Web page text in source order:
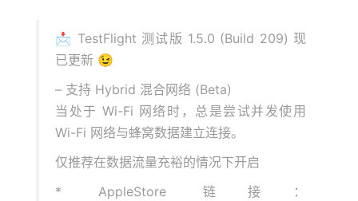
📩 TestFlight 测试版 1.5.0 (Build 209) 现
已更新 😉
– 支持 Hybrid 混合网络 (Beta)
当处于 Wi-Fi 网络时，总是尝试并发使用
Wi-Fi 网络与蜂窝数据建立连接。
仅推荐在数据流量充裕的情况下开启
* AppleStore 链接：